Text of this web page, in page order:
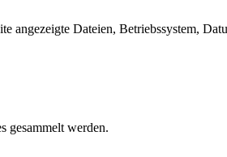
angezeigte Dateien, Betriebssystem,
gesammelt werden.